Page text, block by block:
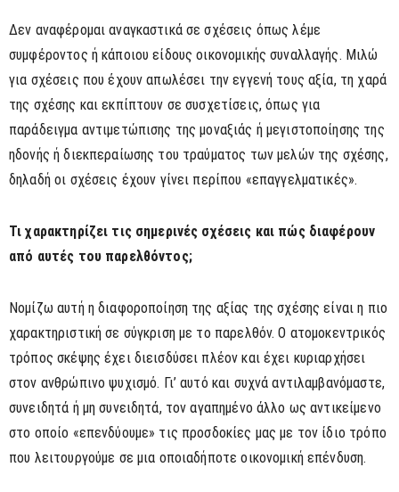
Δεν αναφέρομαι αναγκαστικά σε σχέσεις όπως λέμε
συμφέροντος ή κάποιου είδους οικονομικής συναλλαγής. Μιλώ
για σχέσεις που έχουν απωλέσει την εγγενή τους αξία, τη χαρά
της σχέσης και εκπίπτουν σε συσχετίσεις, όπως για
παράδειγμα αντιμετώπισης της μοναξιάς ή μεγιστοποίησης της
ηδονής ή διεκπεραίωσης του τραύματος των μελών της σχέσης,
δηλαδή οι σχέσεις έχουν γίνει περίπου «επαγγελματικές».
Τι χαρακτηρίζει τις σημερινές σχέσεις και πώς διαφέρουν
από αυτές του παρελθόντος;
Νομίζω αυτή η διαφοροποίηση της αξίας της σχέσης είναι η πιο
χαρακτηριστική σε σύγκριση με το παρελθόν. Ο ατομοκεντρικός
τρόπος σκέψης έχει διεισδύσει πλέον και έχει κυριαρχήσει
στον ανθρώπινο ψυχισμό. Γι’ αυτό και συχνά αντιλαμβανόμαστε,
συνειδητά ή μη συνειδητά, τον αγαπημένο άλλο ως αντικείμενο
στο οποίο «επενδύουμε» τις προσδοκίες μας με τον ίδιο τρόπο
που λειτουργούμε σε μια οποιαδήποτε οικονομική επένδυση.